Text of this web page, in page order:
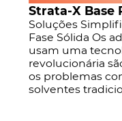
Strata-X Base
Soluções
Fase Sólida Os
usam uma
revolucionária
os problemas
solventes